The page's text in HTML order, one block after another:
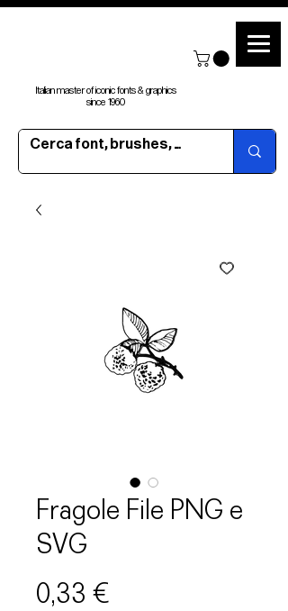
Italian master of iconic fonts & graphics
since 1960
Fragole File PNG e
SVG
0,33 €